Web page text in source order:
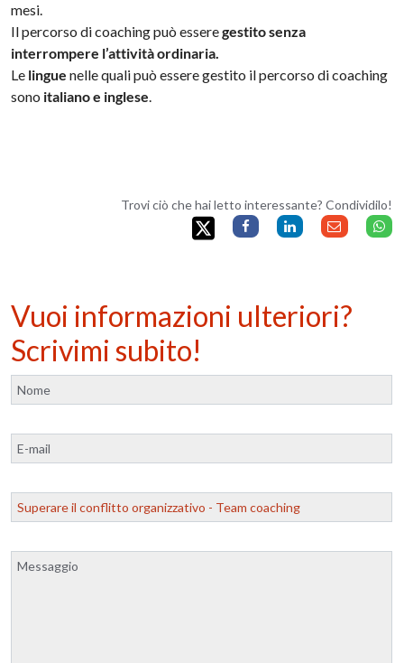
mesi.
Il percorso di coaching può esseregestito senza
interrompere l’attività ordinaria.
Le lingue nelle quali può essere gestito il percorso di coaching
sono italiano e inglese.
Trovi ciò che hai letto interessante? Condividilo!
Vuoi informazioni ulteriori?
Scrivimi subito!